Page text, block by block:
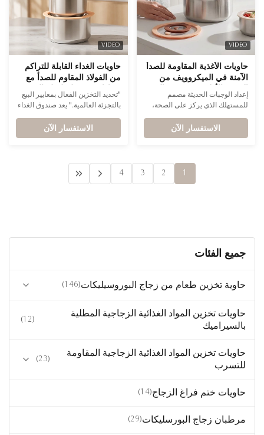
VIDEO
حاويات الأغذية المقاومة للصدأ
الآمنة في الميكروويف من
الدرجة الأولى مع تصميم الحد
الأدنى الحديث لعلامات تجارية
إعداد الوجبات الحديثة مصمم
للمستهلك الذي يركز على الصحة،
المقاوم للصدأ تجعل إعداد الوجبات
سهلاً. معتمدة من إدارة الغذاء والدواء
التزام علامتك التجارية بالنقاء
الاستفسار الآن
VIDEO
حاويات الغداء القابلة للتراكم
من الفولاذ المقاوم للصدأ مع
شهادات FDA لسلسلة البيع
بالتجزئة العالمية والمحلات
"تحديد التخزين الفعال بمعايير البيع
بالتجزئة العالمية." يعد صندوق الغداء
القابل للتكديس من IKOO حلاً
قياسيًا مصممًا لتجار التجزئة
الاستفسار الآن
1
2
3
4
جميع الفئات
حاوية تخزين طعام من زجاج البوروسيليكات(146)
حاوية بغطاء زجاجي
4 حاوية زجاجية مغلقة
حاوية زجاجية ذات غطاء بسيط
غطاء خشبي صديق للبيئة حاوية زجاجية
حاويات تخزين المواد الغذائية الزجاجية المطلية
بالسيراميك
(12)
حاويات تخزين المواد الغذائية الزجاجية المقاومة
للتسرب
(23)
زجاجات الغذاء ذات اللون الأخضر
زجاجات الغذاء الملونة باللون الأحمر
حاويات ختم فراغ الزجاج(14)
مرطبان زجاج البورسليكات(29)